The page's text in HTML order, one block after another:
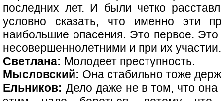
последних лет. И были четко
условно сказать, что именно эти
наибольшие опасения. Это первое.
несовершеннолетними и при их участии.
Светлана: Молодеет преступность.
Мысловский: Она стабильно тоже
Ельников: Дело даже не в том, что